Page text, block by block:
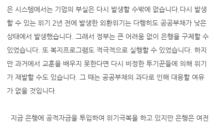
은 시스템에서는 기업의 부실은 다시 발생할 수밖에 없습니다.다시 발생
할 수 있는 위기 2년 전에 발생한 외환위기는 다행히도 공공부채가 낮은
상태에서 발생했습니다. 그래서 정부는 큰 어려움 없이 은행을 구제할 수
있었습니다. 또 복지프로그램도 적극적으로 실행할 수 있었습니다. 하지
만 과거에서 교훈을 배우지 못한다면 다시 비정한 투기꾼들에 의해 위기
가 재발할 수도 있습니다. 그 때는 공공부채의 과다로 인해 대응할 여유
가 없을 것입니다.
지금 은행에 공적자금을 투입하여 위기극복을 하고 있지만 은행은 여전